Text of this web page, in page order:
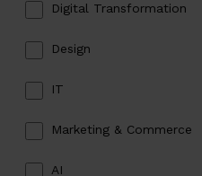
Digital Transformation
Design
IT
Marketing & Commerce
AI